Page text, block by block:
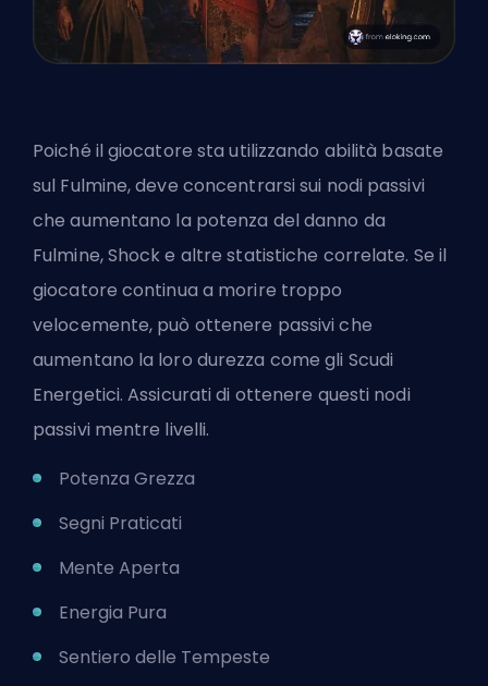
Poiché il giocatore sta utilizzando abilità basate
sul Fulmine, deve concentrarsi sui nodi passivi
che aumentano la potenza del danno da
Fulmine, Shock e altre statistiche correlate. Se il
giocatore continua a morire troppo
velocemente, può ottenere passivi che
aumentano la loro durezza come gli Scudi
Energetici. Assicurati di ottenere questi nodi
passivi mentre livelli.
Potenza Grezza
Segni Praticati
Mente Aperta
Energia Pura
Sentiero delle Tempeste